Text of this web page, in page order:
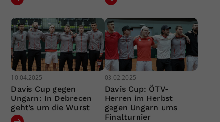
10.04.2025
Davis Cup gegen
Ungarn: In Debrecen
geht’s um die Wurst
03.02.2025
Davis Cup: ÖTV-
Herren im Herbst
gegen Ungarn ums
Finalturnier